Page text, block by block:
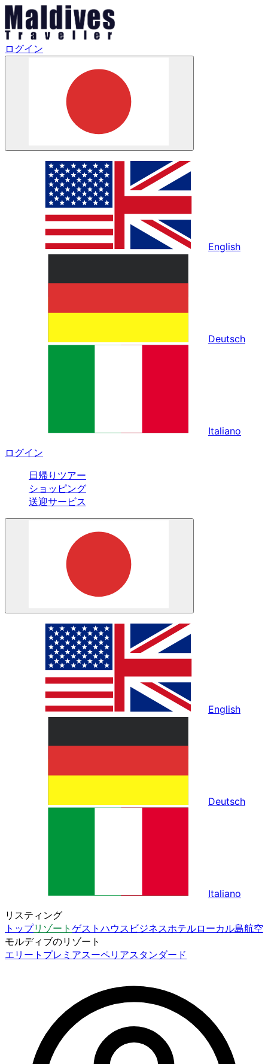
ログイン
English
Deutsch
Italiano
ログイン
日帰りツアー
ショッピング
送迎サービス
English
Deutsch
Italiano
リスティング
トップリゾート ゲストハウス ビジネスホテルローカル島航空
モルディブのリゾート
エリート プレミアスーペリアスタンダード